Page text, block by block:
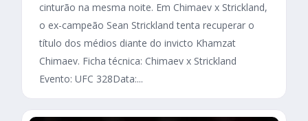
cinturão na mesma noite. Em Chimaev x Strickland,
o ex-campeão Sean Strickland tenta recuperar o
título dos médios diante do invicto Khamzat
Chimaev. Ficha técnica: Chimaev x Strickland
Evento: UFC 328Data:...